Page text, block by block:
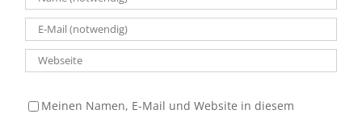
Meinen Namen, E-Mail und Website in diesem